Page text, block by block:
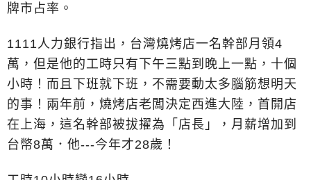
牌市占率。
1111人力銀行指出，台灣燒烤店一名幹部月領4
萬，但是他的工時只有下午三點到晚上一點，十個
小時！而且下班就下班，不需要動太多腦筋想明天
的事！兩年前，燒烤店老闆決定西進大陸，首開店
在上海，這名幹部被拔擢為「店長」，月薪增加到
台幣8萬．他---今年才28歲！